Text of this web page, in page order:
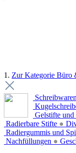
1. Zur Kategorie Büro
Schreibwaren
Gelstifte
Radierbare Stifte ●
Radiergummis und
Nachfüllungen ●